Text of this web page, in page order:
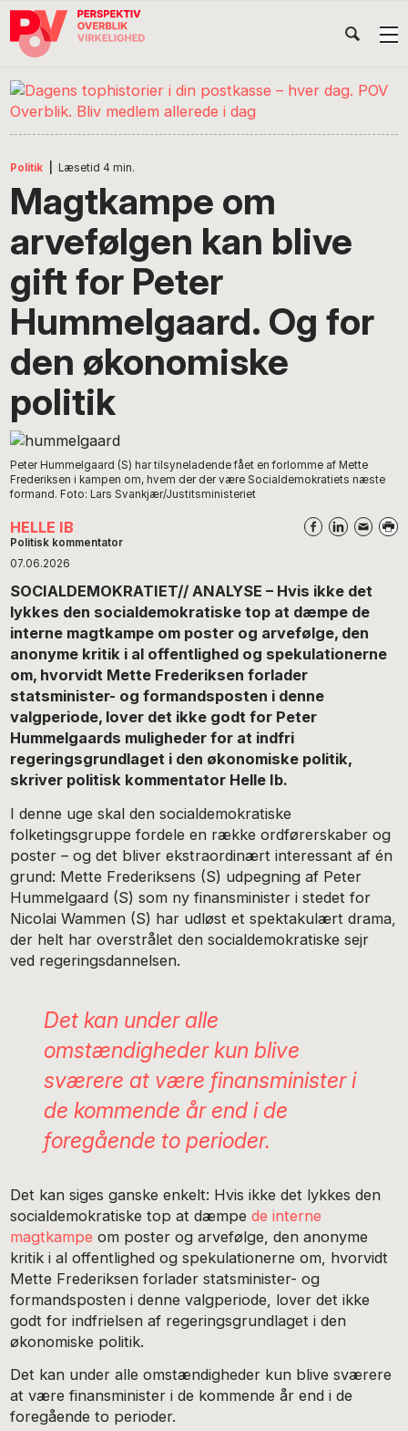
Gå
direkte
navigation
Skip
indhold
Gå
direkte
på
POV
International
Politik Læsetid 4 min.
Magtkampe om
arvefølgen kan blive
gift for Peter
Hummelgaard. Og for
den økonomiske
politik
Peter Hummelgaard (S) har tilsyneladende fået en forlomme af Mette
Frederiksen i kampen om, hvem der der være Socialdemokratiets næste
formand. Foto: Lars Svankjær/Justitsministeriet
HELLE IB
Politisk kommentator
07.06.2026
SOCIALDEMOKRATIET// ANALYSE – Hvis ikke det
lykkes den socialdemokratiske top at dæmpe de
interne magtkampe om poster og arvefølge, den
anonyme kritik i al offentlighed og spekulationerne
om, hvorvidt Mette Frederiksen forlader
statsminister- og formandsposten i denne
valgperiode, lover det ikke godt for Peter
Hummelgaards muligheder for at indfri
regeringsgrundlaget i den økonomiske politik,
skriver politisk kommentator Helle Ib.
I denne uge skal den socialdemokratiske
folketingsgruppe fordele en række ordførerskaber og
poster – og det bliver ekstraordinært interessant af én
grund: Mette Frederiksens (S) udpegning af Peter
Hummelgaard (S) som ny finansminister i stedet for
Nicolai Wammen (S) har udløst et spektakulært drama,
der helt har overstrålet den socialdemokratiske sejr
ved regeringsdannelsen.
Det kan under alle
omstændigheder kun blive
sværere at være finansminister i
de kommende år end i de
foregående to perioder.
Det kan siges ganske enkelt: Hvis ikke det lykkes den
socialdemokratiske top at dæmpede interne
magtkampeom poster og arvefølge, den anonyme
kritik i al offentlighed og spekulationerne om, hvorvidt
Mette Frederiksen forlader statsminister- og
formandsposten i denne valgperiode, lover det ikke
godt for indfrielsen af regeringsgrundlaget i den
økonomiske politik.
Det kan under alle omstændigheder kun blive sværere
at være finansminister i de kommende år end i de
foregående to perioder.